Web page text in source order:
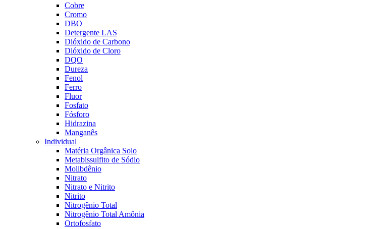
Cobre
Cromo
DBO
Detergente LAS
Dióxido de Carbono
Dióxido de Cloro
DQO
Dureza
Fenol
Ferro
Fluor
Fosfato
Fósforo
Hidrazina
Manganês
Individual
Matéria Orgânica Solo
Metabissulfito de Sódio
Molibdênio
Nitrato
Nitrato e Nitrito
Nitrito
Nitrogênio Total
Nitrogênio Total Amônia
Ortofosfato